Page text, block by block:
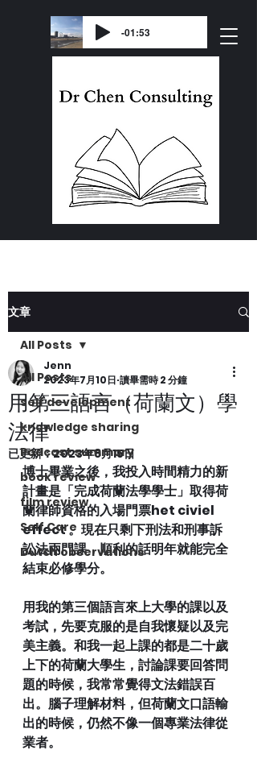
-01:53
文章
All Posts
self development
knowledge sharing
Podcast summary
book review
film review
Self Care
Dutch observations
All Posts
用第三語言（荷蘭文）學
法律
Jenn
2023年7月10日 讀畢需時 2 分鐘
已更新：2023年8月15日
博士畢業之後，我投入時間精力的新
計畫是「完成荷蘭法學學士」取得荷
蘭律師資格的入場門票het civiel
effect 。現在只剩下刑法和刑事訴
訟法兩門課，順利的話明年就能完全
結束必修學分。
用我的第三個語言來上大學的課以及
考試，先要克服的是自我懷疑以及完
美主義。和我一起上課的都是二十歲
上下的荷蘭大學生，討論課要回答問
題的時候，我常常覺得文法錯誤百
出。腦子理解材料，但荷蘭文口語輸
出的時候，仍然不像一個專業法律從
業者。